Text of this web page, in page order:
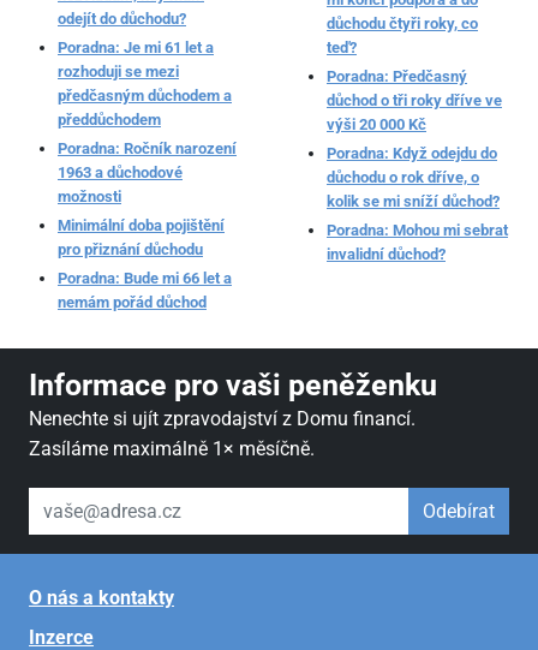
odejít do důchodu?
Poradna: Je mi 61 let a
rozhoduji se mezi
předčasným důchodem a
předdůchodem
Poradna: Ročník narození
1963 a důchodové
možnosti
Minimální doba pojištění
pro přiznání důchodu
Poradna: Bude mi 66 let a
nemám pořád důchod
důchodu čtyři roky, co
teď?
Poradna: Předčasný
důchod o tři roky dříve ve
výši 20 000 Kč
Poradna: Když odejdu do
důchodu o rok dříve, o
kolik se mi sníží důchod?
Poradna: Mohou mi sebrat
invalidní důchod?
Informace pro vaši peněženku
Nenechte si ujít zpravodajství z Domu financí.
Zasíláme maximálně 1× měsíčně.
váš email Odebírat
O nás a kontakty
Inzerce